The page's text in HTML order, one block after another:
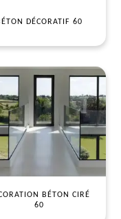
DÉCORATIF 60
BÉTON CIRÉ
60